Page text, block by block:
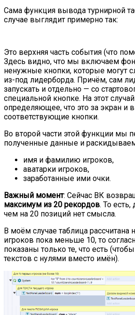
Сама функция вывода турнирной
случае выглядит примерно так:
Это верхняя часть события (что
Здесь видно, что мы включаем
ненужные кнопки, которые могут
из-под лидерборда. Причём, сам
запускать и отдельно — со
специальной кнопке. На этот
определяющее, что это за экран
соответствующие кнопки.
Во второй части этой функции мы
полученные данные и
имя и фамилию игроков,
аватарки игроков,
заработанные ими очки.
Важный момент: Сейчас ВК
максимум из 20 рекордов. То есть,
чем на 20 позиций нет смысла.
В моём случае таблица рассчитана
игроков пока меньше 10, то
показаны только те, что есть
текстов с нулями вместо имён).